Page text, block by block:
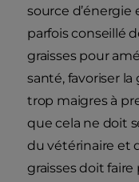
source d’énergie
parfois conseillé
graisses pour
santé, favoriser
trop maigres à
que cela ne doit
du vétérinaire et
graisses doit